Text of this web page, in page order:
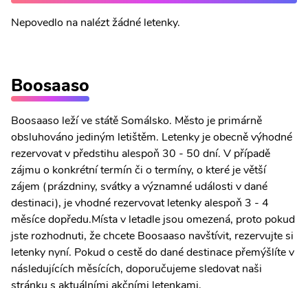
Nepovedlo na nalézt žádné letenky.
Boosaaso
Boosaaso leží ve státě Somálsko. Město je primárně
obsluhováno jediným letištěm. Letenky je obecně výhodné
rezervovat v předstihu alespoň 30 - 50 dní. V případě
zájmu o konkrétní termín či o termíny, o které je větší
zájem (prázdniny, svátky a významné události v dané
destinaci), je vhodné rezervovat letenky alespoň 3 - 4
měsíce dopředu.Místa v letadle jsou omezená, proto pokud
jste rozhodnuti, že chcete Boosaaso navštívit, rezervujte si
letenky nyní. Pokud o cestě do dané destinace přemýšlíte v
následujících měsících, doporučujeme sledovat naši